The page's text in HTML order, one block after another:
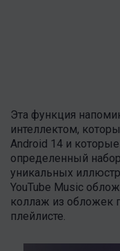
Эта функция
интеллектом,
Android 14 и
определенный
уникальных
YouTube Music
коллаж из обложек
плейлисте.